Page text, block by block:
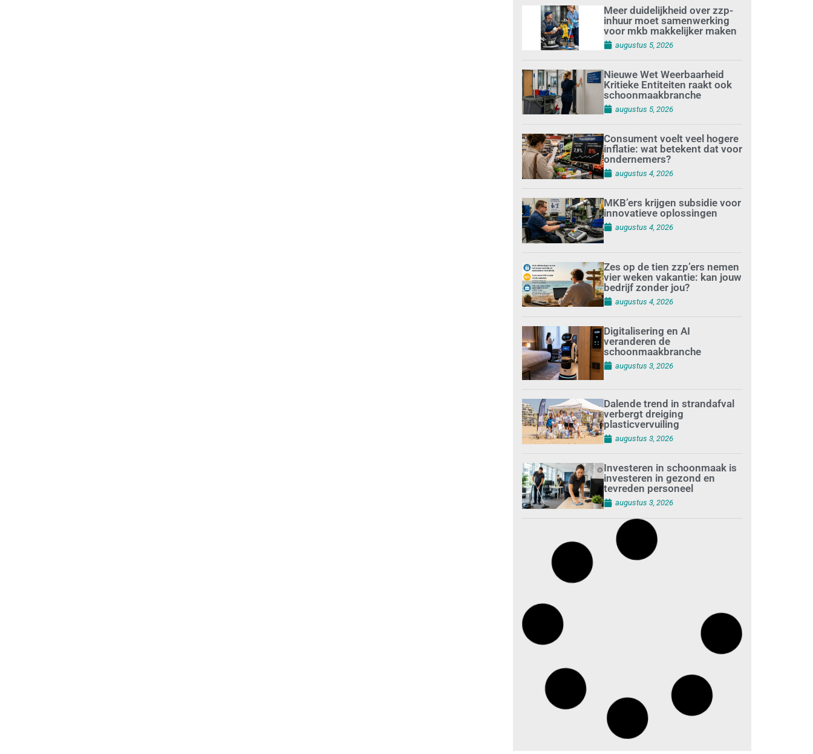
Meer duidelijkheid over zzp-
inhuur moet samenwerking
voor mkb makkelijker maken
augustus 5, 2026
Nieuwe Wet Weerbaarheid
Kritieke Entiteiten raakt ook
schoonmaakbranche
augustus 5, 2026
Consument voelt veel hogere
inflatie: wat betekent dat voor
ondernemers?
augustus 4, 2026
MKB’ers krijgen subsidie voor
innovatieve oplossingen
augustus 4, 2026
Zes op de tien zzp’ers nemen
vier weken vakantie: kan jouw
bedrijf zonder jou?
augustus 4, 2026
Digitalisering en AI
veranderen de
schoonmaakbranche
augustus 3, 2026
Dalende trend in strandafval
verbergt dreiging
plasticvervuiling
augustus 3, 2026
Investeren in schoonmaak is
investeren in gezond en
tevreden personeel
augustus 3, 2026
Best gelezen artikelen SIEV-
Dagblad 26 juli 2026 tot en
met 1 augustus 2026
augustus 2, 2026
Loonafspraken in nieuwe
cao’s zijn ruim boven drie
procent